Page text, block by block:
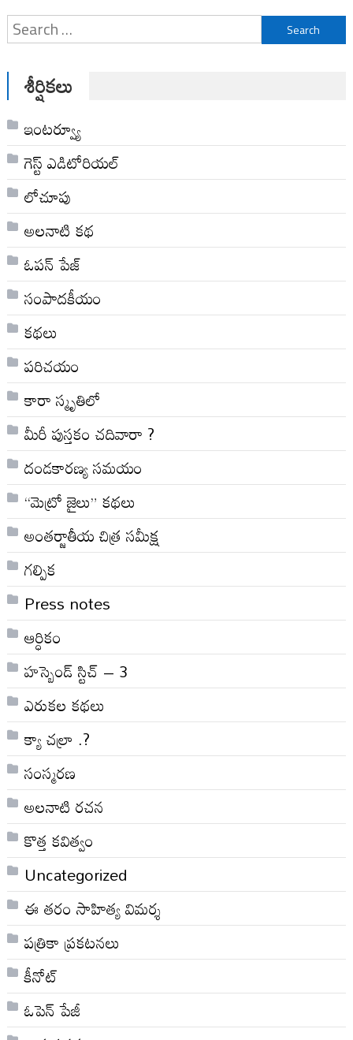
Search
for:
శీర్షికలు
ఇంటర్వ్యూ
గెస్ట్ ఎడిటోరియల్
లోచూపు
అల‌నాటి క‌థ‌
ఓపన్ పేజ్
సంపాదకీయం
కథలు
పరిచయం
కారా స్మృతిలో
మీరీ పుస్తకం చదివారా ?
దండకారణ్య సమయం
“మెట్రో జైలు” కథలు
అంతర్జాతీయ చిత్ర సమీక్ష
గల్పిక
Press notes
ఆర్ధికం
హస్బెండ్ స్టిచ్ – 3
ఎరుకల కథలు
క్యా చల్రా .?
సంస్మరణ
అలనాటి రచన
కొత్త కవిత్వం
Uncategorized
ఈ తరం సాహిత్య విమర్శ
పత్రికా ప్రకటనలు
కీనోట్
ఓపెన్ పేజీ